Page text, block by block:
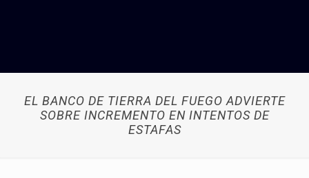
EL BANCO DE TIERRA DEL FUEGO ADVIERTE
SOBRE INCREMENTO EN INTENTOS DE
ESTAFAS